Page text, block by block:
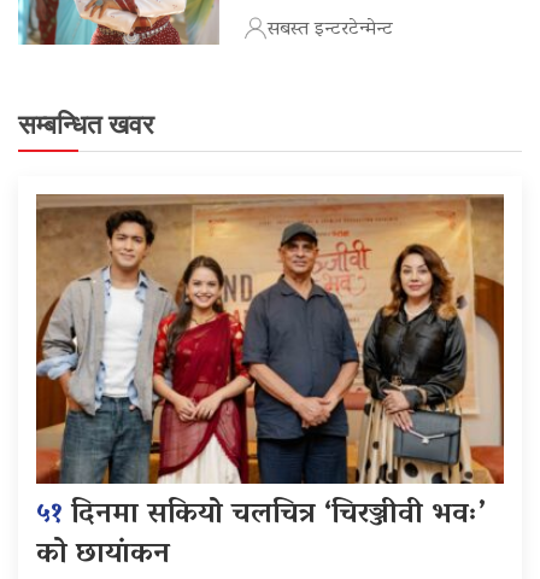
सबस्त इन्टरटेन्मेन्ट
सम्बन्धित खवर
५१दिनमा सकियो चलचित्र ‘चिरञ्जीवी भवः’
को छायांकन